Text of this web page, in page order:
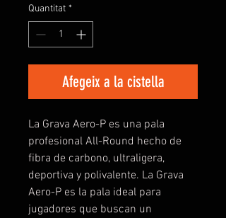
Quantitat *
Afegeix a la cistella
La Grava Aero-P es una pala
profesional All-Round hecho de
fibra de carbono, ultraligera,
deportiva y polivalente. La Grava
Aero-P es la pala ideal para
jugadores que buscan un